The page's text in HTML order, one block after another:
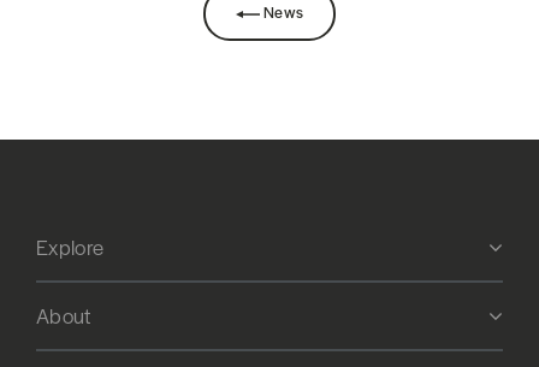
News
Explore
About